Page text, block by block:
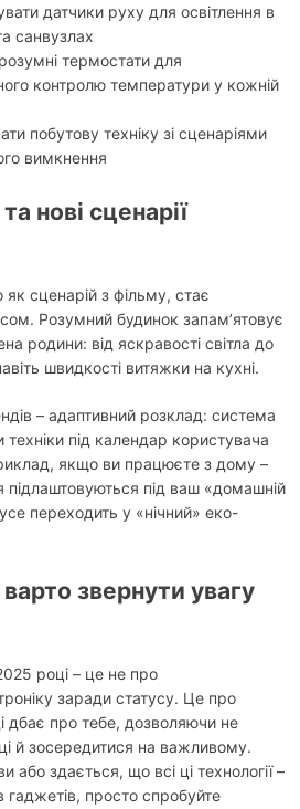
датчики руху для освітлення в
санвузлах
термостати для
контролю температури у кожній
побутову техніку зі сценаріями
вимкнення
нові сценарії
сценарій з фільму, стає
Розумний будинок запам’ятовує
родини: від яскравості світла до
швидкості витяжки на кухні.
– адаптивний розклад: система
техніки під календар користувача
якщо ви працюєте з дому –
підлаштовуються під ваш «домашній
переходить у «нічний» еко-
звернути увагу
році – це не про
заради статусу. Це про
дбає про тебе, дозволяючи не
й зосередитися на важливому.
або здається, що всі ці технології –
просто спробуйте